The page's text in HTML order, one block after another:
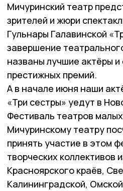
Мичуринский театр
зрителей и жюри
Гульнары Галавинской
завершение
названы лучшие актёры
престижных премий.
А в начале июня наши
«Три сестры» уедут в
Фестиваль театров
Мичуринскому театру
принять участие в этом
творческих коллективов
Красноярского краёв,
Калининградской,